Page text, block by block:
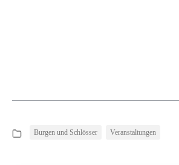
Burgen und Schlösser Veranstaltungen